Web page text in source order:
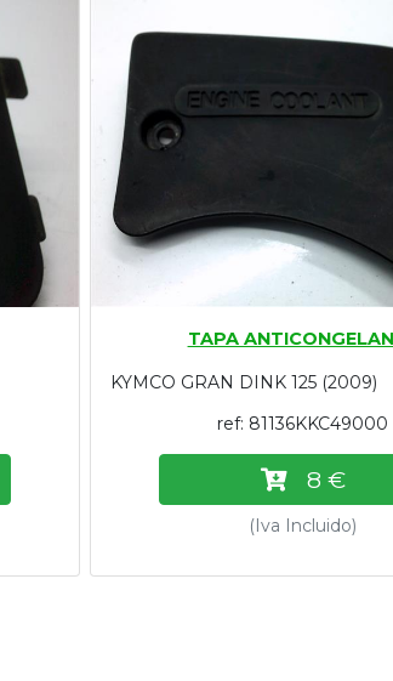
TAPA
KYMCO GRAN DINK 125 (2009)
ref: 81136KKC49000
8 €
(Iva Incluido)